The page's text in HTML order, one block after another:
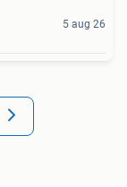
5 aug 26